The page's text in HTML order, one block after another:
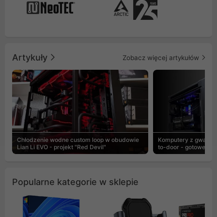
Artykuły Zobacz więcej artykułów
Chłodzenie wodne custom loop w obudowie
Lian Li EVO - projekt "Red Devil"
Komputery z
to-door - gotowe
Popularne kategorie w sklepie